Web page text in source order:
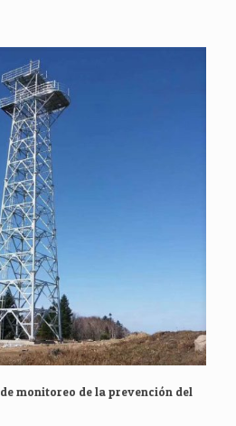
monitoreo de la prevención del